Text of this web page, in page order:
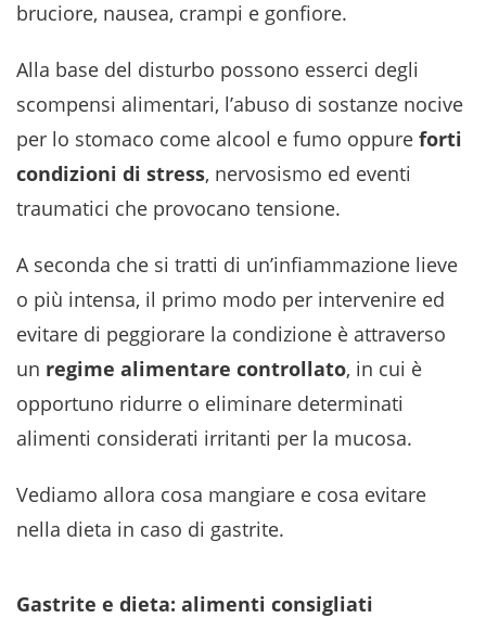
bruciore, nausea, crampi e gonfiore.
Alla base del disturbo possono esserci degli
scompensi alimentari, l’abuso di sostanze nocive
per lo stomaco come alcool e fumo oppure forti
condizioni di stress, nervosismo ed eventi
traumatici che provocano tensione.
A seconda che si tratti di un’infiammazione lieve
o più intensa, il primo modo per intervenire ed
evitare di peggiorare la condizione è attraverso
un regime alimentare controllato, in cui è
opportuno ridurre o eliminare determinati
alimenti considerati irritanti per la mucosa.
Vediamo allora cosa mangiare e cosa evitare
nella dieta in caso di gastrite.
Gastrite e dieta: alimenti consigliati